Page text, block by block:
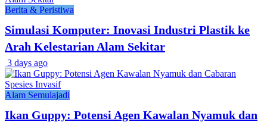
Berita & Peristiwa
Simulasi Komputer: Inovasi Industri Plastik ke
Arah Kelestarian Alam Sekitar
3 days ago
Alam Semulajadi
Ikan Guppy: Potensi Agen Kawalan Nyamuk dan